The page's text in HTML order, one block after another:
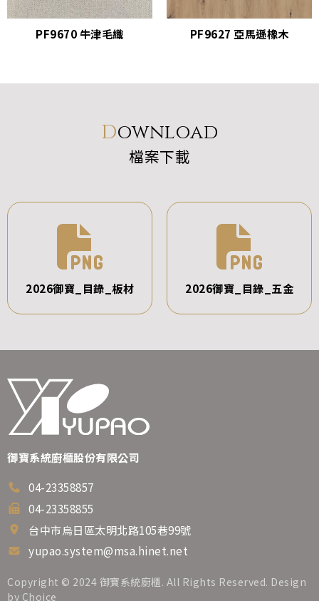
PF9670 牛津毛織 PF9627 亞馬遜橡木
Download
檔案下載
2026御寶_目錄_板材 2026御寶_目錄_五金
御寶系統廚櫃股份有限公司
04-23358857
04-23358855
台中市烏日區太明北路105巷99號
yupao.system@msa.hinet.net
Copyright © 2024 御寶系統廚櫃. All Rights Reserved. Design
by Choice